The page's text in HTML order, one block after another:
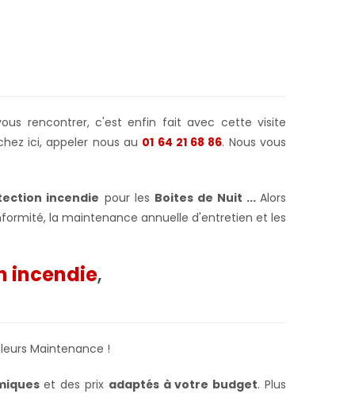
rencontrer, c'est enfin fait avec cette visite
ici, appeler nous au 01 64 21 68 86. Nous vous
incendie pour les Boites de Nuit ...Alors
la maintenance annuelle d'entretien et les
incendie,
Maintenance !
et des prix adaptés à votre budget. Plus